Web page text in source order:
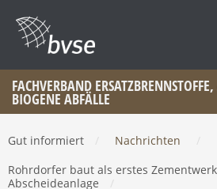
FACHVERBAND
BIOGENE ABFÄLLE
Gut informiert Nachrichten
Rohrdorfer baut als erstes
Abscheideanlage